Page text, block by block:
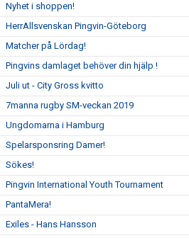
Nyhet i shoppen!
HerrAllsvenskan Pingvin-Göteborg
Matcher på Lördag!
Pingvins damlaget behöver din hjälp !
Juli ut - City Gross kvitto
7manna rugby SM-veckan 2019
Ungdomarna i Hamburg
Spelarsponsring Damer!
Sökes!
Pingvin International Youth Tournament
PantaMera!
Exiles - Hans Hansson